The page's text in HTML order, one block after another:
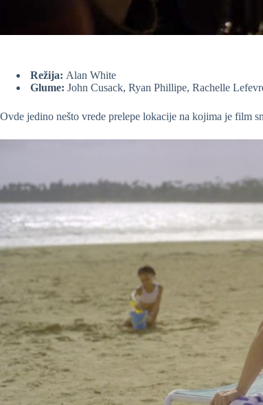
Režija: Alan White
Glume: John Cusack, Ryan Phillipe, Rachelle
Ovde jedino nešto vrede prelepe lokacije na kojima je film